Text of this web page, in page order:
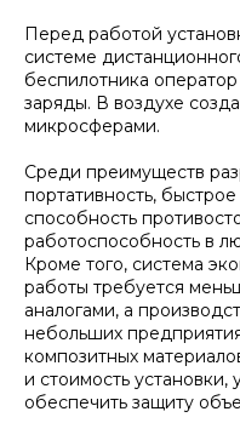
Перед работой
системе
беспилотника
заряды. В воздухе
микросферами.
Среди преимуществ
портативность,
способность
работоспособность в
Кроме того, система
работы требуется
аналогами, а
небольших
композитных
и стоимость установки,
обеспечить защиту